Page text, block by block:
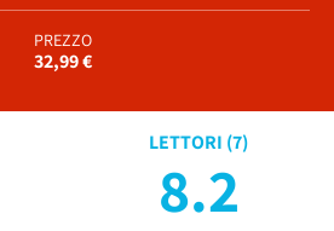
PREZZO
32,99 €
LETTORI (7)
8.2